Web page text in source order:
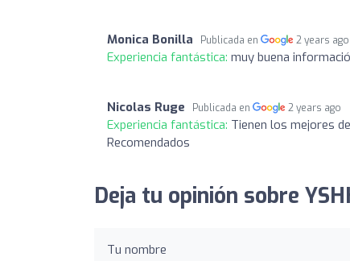
Monica Bonilla Publicada en 2 years ago
Experiencia fantástica: muy buena
Nicolas Ruge Publicada en 2 years ago
Experiencia fantástica: Tienen los mejores
Recomendados
Deja tu opinión sobre
Tu nombre